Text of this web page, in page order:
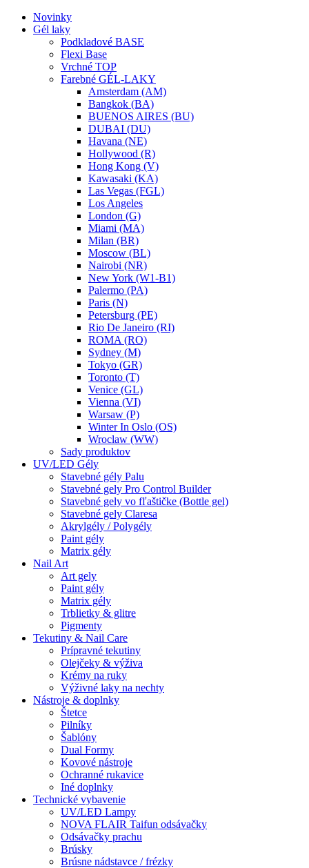
Novinky
Gél laky
Podkladové BASE
Flexi Base
Vrchné TOP
Farebné GÉL-LAKY
Amsterdam (AM)
Bangkok (BA)
BUENOS AIRES (BU)
DUBAI (DU)
Havana (NE)
Hollywood (R)
Hong Kong (V)
Kawasaki (KA)
Las Vegas (FGL)
Los Angeles
London (G)
Miami (MA)
Milan (BR)
Moscow (BL)
Nairobi (NR)
New York (W1-B1)
Palermo (PA)
Paris (N)
Petersburg (PE)
Rio De Janeiro (RI)
ROMA (RO)
Sydney (M)
Tokyo (GR)
Toronto (T)
Venice (GL)
Vienna (VI)
Warsaw (P)
Winter In Oslo (OS)
Wroclaw (WW)
Sady produktov
UV/LED Gély
Stavebné gély Palu
Stavebné gely Pro Control Builder
Stavebné gely vo fľaštičke (Bottle gel)
Stavebné gely Claresa
Akrylgély / Polygély
Paint gély
Matrix gély
Nail Art
Art gely
Paint gély
Matrix gély
Trblietky & glitre
Pigmenty
Tekutiny & Nail Care
Prípravné tekutiny
Olejčeky & výživa
Krémy na ruky
Výživné laky na nechty
Nástroje & doplnky
Štetce
Pilníky
Šablóny
Dual Formy
Kovové nástroje
Ochranné rukavice
Iné doplnky
Technické vybavenie
UV/LED Lampy
NOVA FLAIR Taifun odsávačky
Odsávačky prachu
Brúsky
Brúsne nádstavce / frézky